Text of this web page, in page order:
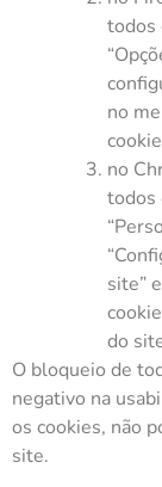
todos
no
no
todos
site”
do
O bloqueio de
negativo na
os cookies, não
site.